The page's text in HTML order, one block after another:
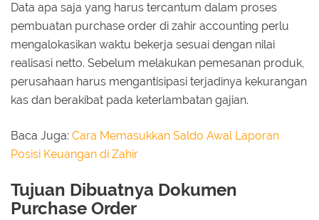
Data apa saja yang harus tercantum dalam proses
pembuatan purchase order di zahir accounting perlu
mengalokasikan waktu bekerja sesuai dengan nilai
realisasi netto. Sebelum melakukan pemesanan produk,
perusahaan harus mengantisipasi terjadinya kekurangan
kas dan berakibat pada keterlambatan gajian.
Baca Juga: Cara Memasukkan Saldo Awal Laporan
Posisi Keuangan di Zahir
Tujuan Dibuatnya Dokumen
Purchase Order